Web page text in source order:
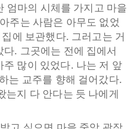
엄마의 시체를 가지고 마을
주는 사람은 아무도 없었
에 보관했다. 그러고는 거
. 그곳에는 전에 집에서
많이 있었다. 나는 저 앞
는 교주를 향해 걸어갔다.
는지 다 안다는 듯 나에게